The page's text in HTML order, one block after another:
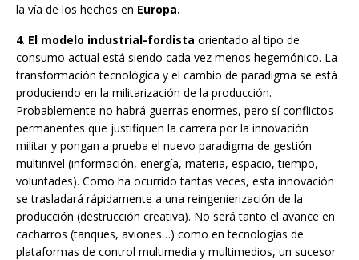
la vía de los hechos en Europa.
4. El modelo industrial-fordista orientado al tipo de
consumo actual está siendo cada vez menos hegemónico. La
transformación tecnológica y el cambio de paradigma se está
produciendo en la militarización de la producción.
Probablemente no habrá guerras enormes, pero sí conflictos
permanentes que justifiquen la carrera por la innovación
militar y pongan a prueba el nuevo paradigma de gestión
multinivel (información, energía, materia, espacio, tiempo,
voluntades). Como ha ocurrido tantas veces, esta innovación
se trasladará rápidamente a una reingenierización de la
producción (destrucción creativa). No será tanto el avance en
cacharros (tanques, aviones…) como en tecnologías de
plataformas de control multimedia y multimedios, un sucesor